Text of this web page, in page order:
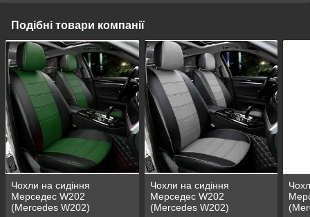
Подібні товари компанії
Чохли на сидіння
Мерседес W202
(Mercedes W202)
Чохли на сидіння
Мерседес W202
(Mercedes W202)